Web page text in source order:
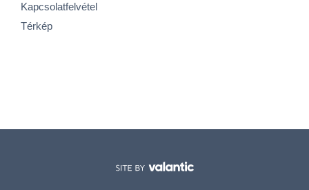
Kapcsolatfelvétel
Térkép